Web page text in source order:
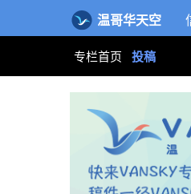
温哥华天空
专栏首页 投稿